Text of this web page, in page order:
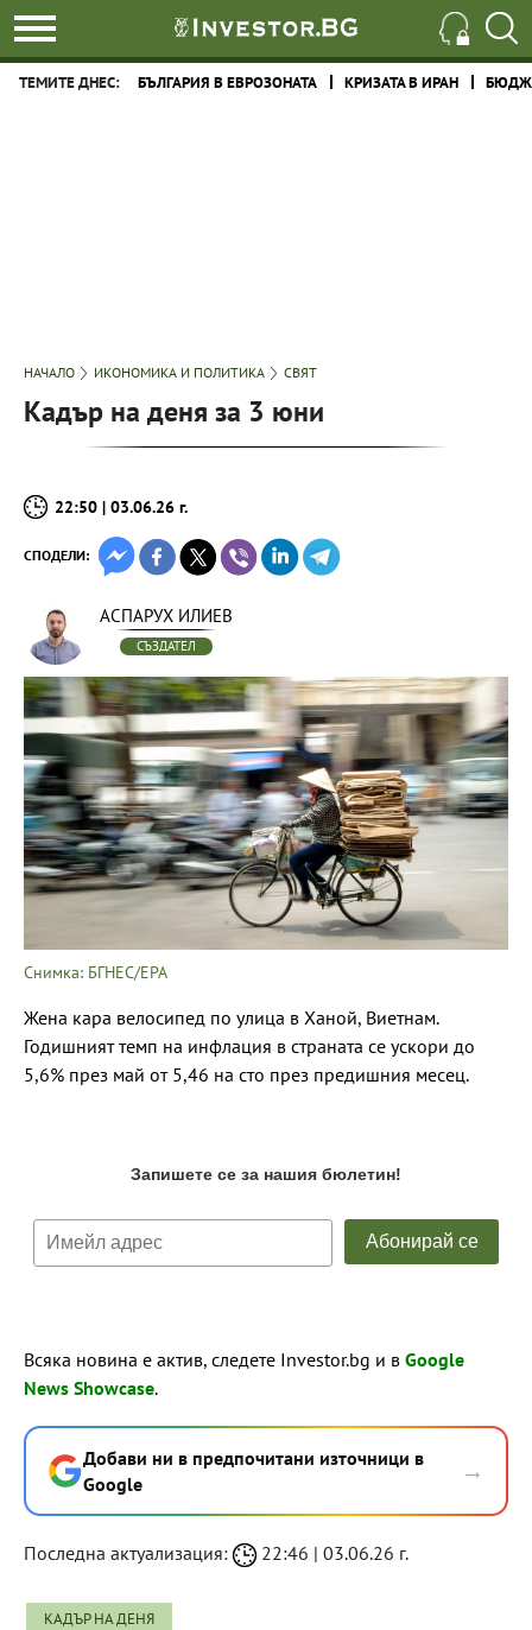
ТЕМИТЕ ДНЕС: БЪЛГАРИЯ В ЕВРОЗОНАТА КРИЗАТА В ИРАН
НАЧАЛО ИКОНОМИКА И ПОЛИТИКА СВЯТ
Кадър на деня за 3 юни
22:50 | 03.06.26 г.
СПОДЕЛИ:
АСПАРУХ ИЛИЕВ
СЪЗДАТЕЛ
Снимка: БГНЕС/ЕРА
Жена кара велосипед по улица в Ханой, Виетнам.
Годишният темп на инфлация в страната се ускори до
5,6% през май от 5,46 на сто през предишния месец.
Всяка новина е актив, следете Investor.bg и в Google
News Showcase.
Добави ни в предпочитани източници в
Google
→
Последна актуализация: 22:46 | 03.06.26 г.
КАДЪР НА ДЕНЯ